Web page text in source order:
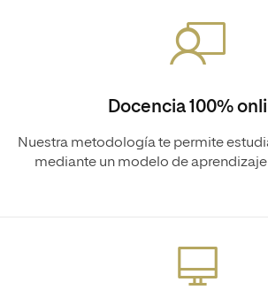
Docencia 100%
Nuestra metodología te permite
mediante un modelo de